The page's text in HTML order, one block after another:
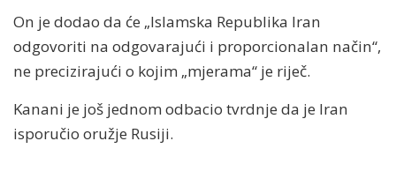
On je dodao da će „Islamska Republika Iran
odgovoriti na odgovarajući i proporcionalan način“,
ne precizirajući o kojim „mjerama“ je riječ.
Kanani je još jednom odbacio tvrdnje da je Iran
isporučio oružje Rusiji.